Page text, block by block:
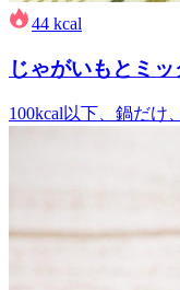
44 kcal
じゃがいもとミ
100kcal以下、鍋だけ